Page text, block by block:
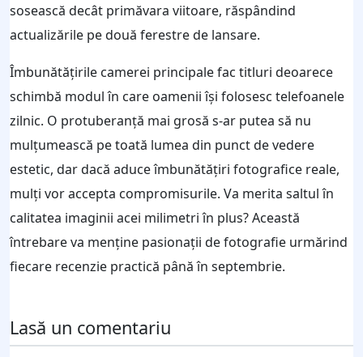
sosească decât primăvara viitoare, răspândind
actualizările pe două ferestre de lansare.
Îmbunătățirile camerei principale fac titluri deoarece
schimbă modul în care oamenii își folosesc telefoanele
zilnic. O protuberanță mai grosă s-ar putea să nu
mulțumească pe toată lumea din punct de vedere
estetic, dar dacă aduce îmbunătățiri fotografice reale,
mulți vor accepta compromisurile. Va merita saltul în
calitatea imaginii acei milimetri în plus? Această
întrebare va menține pasionații de fotografie urmărind
fiecare recenzie practică până în septembrie.
Lasă un comentariu